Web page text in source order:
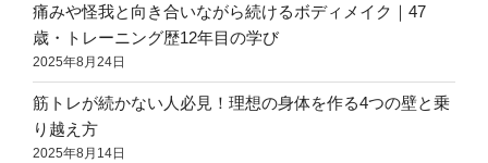
痛みや怪我と向き合いながら続けるボディメイク｜47
歳・トレーニング歴12年目の学び
2025年8月24日
筋トレが続かない人必見！理想の身体を作る4つの壁と乗
り越え方
2025年8月14日